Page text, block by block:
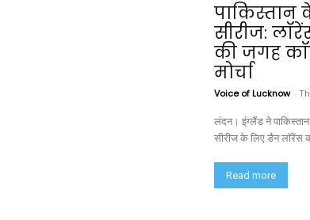
पाकिस्तान
सीरीज:
की जगह
मोर्चा
Voice of Lucknow -
लंदन। इंग्लैंड ने
सीरीज के लिए डैन लॉरेंस
Read more